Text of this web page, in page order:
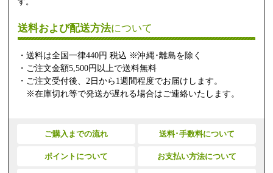
送料および配送方法について
・送料は全国一律440円 税込 ※沖縄･離島を除く
・ご注文金額5,500円以上で送料無料
・ご注文受付後、2日から1週間程度でお届けします。
※在庫切れ等で発送が遅れる場合はご連絡いたします。
ご購入までの流れ 送料･手数料について
ポイントについて お支払い方法について